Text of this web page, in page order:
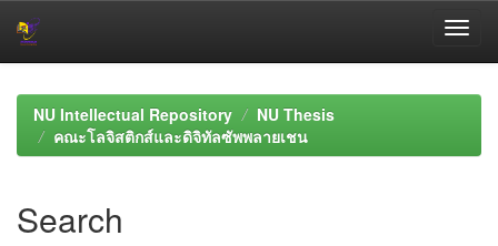
navigationNU Intellectual Repository
NU Thesis
คณะโลจิสติกส์และดิจิทัลซัพพลายเชน
Search